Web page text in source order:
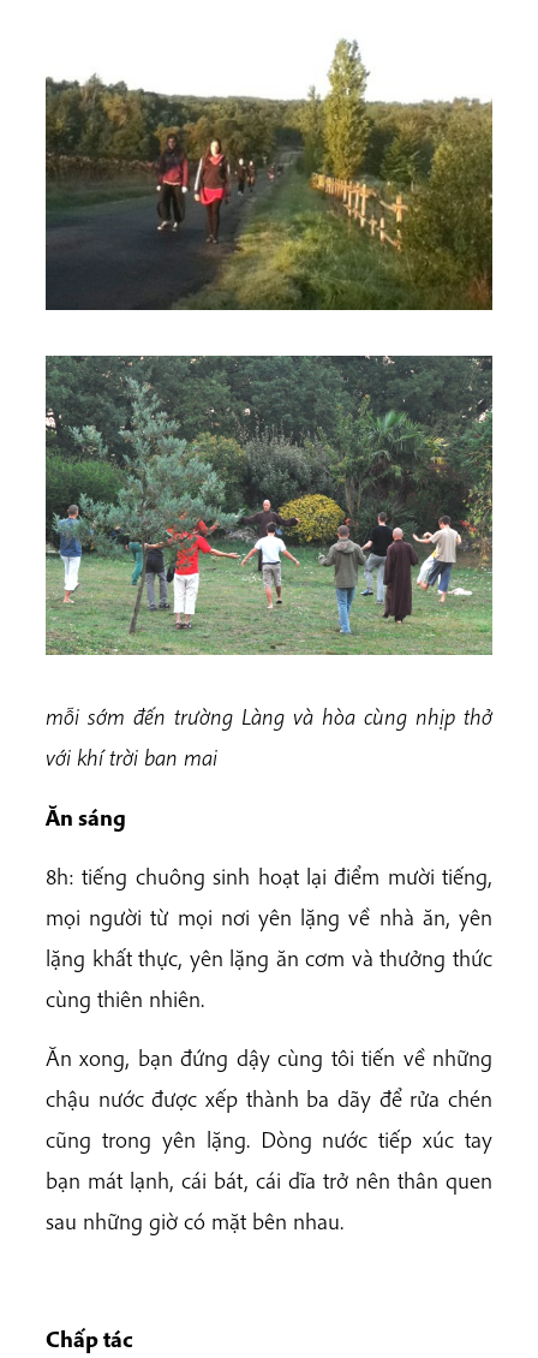
mỗi sớm đến trường Làng và hòa cùng nhịp thở
với khí trời ban mai
Ăn sáng
8h: tiếng chuông sinh hoạt lại điểm mười tiếng,
mọi người từ mọi nơi yên lặng về nhà ăn, yên
lặng khất thực, yên lặng ăn cơm và thưởng thức
cùng thiên nhiên.
Ăn xong, bạn đứng dậy cùng tôi tiến về những
chậu nước được xếp thành ba dãy để rửa chén
cũng trong yên lặng. Dòng nước tiếp xúc tay
bạn mát lạnh, cái bát, cái dĩa trở nên thân quen
sau những giờ có mặt bên nhau.
Chấp tác